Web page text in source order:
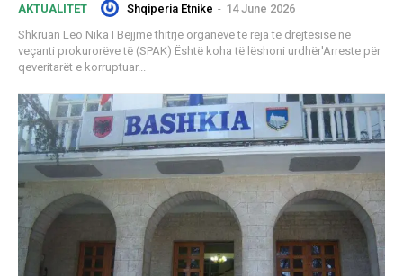
AKTUALITET Shqiperia Etnike - 14 June 2026
Shkruan Leo Nika I Bëjjmë thitrje organeve të reja të drejtësisë në
veçanti prokurorëve të (SPAK) Është koha të lëshoni urdhër'Arreste për
qeveritarët e korruptuar...